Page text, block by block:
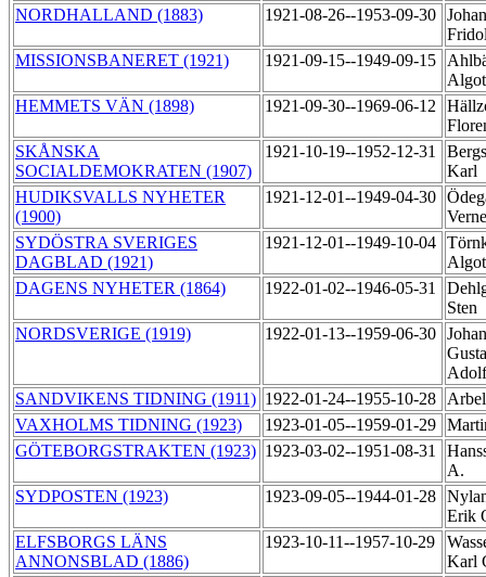
NORDHALLAND (1883)
1921-08-26--1953-09-30
MISSIONSBANERET (1921)
1921-09-15--1949-09-15
HEMMETS VÄN (1898)
1921-09-30--1969-06-12
SKÅNSKA
SOCIALDEMOKRATEN (1907)
1921-10-19--1952-12-31
Karl
HUDIKSVALLS NYHETER
(1900)
1921-12-01--1949-04-30
SYDÖSTRA SVERIGES
DAGBLAD (1921)
1921-12-01--1949-10-04
DAGENS NYHETER (1864)
1922-01-02--1946-05-31
Sten
NORDSVERIGE (1919)
1922-01-13--1959-06-30
SANDVIKENS TIDNING (1911) 1922-01-24--1955-10-28
VAXHOLMS TIDNING (1923)
1923-01-05--1959-01-29
GÖTEBORGSTRAKTEN (1923) 1923-03-02--1951-08-31
A.
SYDPOSTEN (1923)
1923-09-05--1944-01-28
Erik
ELFSBORGS LÄNS
ANNONSBLAD (1886)
1923-10-11--1957-10-29
Karl